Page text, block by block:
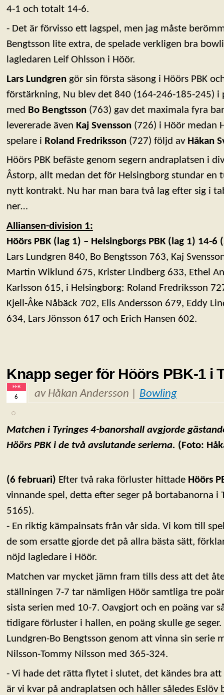
4-1 och totalt 14-6.
- Det är förvisso ett lagspel, men jag måste
Bengtsson lite extra, de spelade verkligen bra
lagledaren Leif Ohlsson i Höör.
Lars Lundgrengör sin första säsong i Höörs PBK
förstärkning, Nu blev det 840 (164-246-185-245)
med Bo Bengtsson (763) gav det maximala fyra
levererade även Kaj Svensson(726) i Höör medan
spelare i Roland Fredriksson (727) följd av Håkan
Höörs PBK befäste genom segern andraplatsen i
Åstorp, allt medan det för Helsingborg stundar en
nytt kontrakt. Nu har man bara två lag efter sig i
ner…
Alliansen-division 1:
Höörs PBK (lag 1) – Helsingborgs PBK (lag 1) 14-6
Lars Lundgren 840, Bo Bengtsson 763, Kaj
Martin Wiklund 675, Krister Lindberg 633, Ethel
Karlsson 615, i Helsingborg: Roland Fredriksson
Kjell-Åke Nåbäck 702, Elis Andersson 679, Eddy
634, Lars Jönsson 617 och Erich Hansen 602.
Knapp seger för Höörs PBK-1 i
FEB
6 av Håkan Andersson | Bowling
Matchen i Tyringes 4-banorshall avgjorde
Höörs PBK i de två avslutande serierna. (Foto:
(6 februari) Efter två raka förluster hittade Höörs
vinnande spel, detta efter seger på bortabanorna i
5165).
- En riktig kämpainsats från vår sida. Vi kom till
de som ersatte gjorde det på allra bästa sätt,
nöjd lagledare i Höör.
Matchen var mycket jämn fram tills dess att det
ställningen 7-7 tar nämligen Höör samtliga tre
sista serien med 10-7. Oavgjort och en poäng var
tidigare förluster i hallen, en poäng skulle ge
Lundgren-Bo Bengtsson genom att vinna sin serie
Nilsson-Tommy Nilsson med 365-324.
- Vi hade det rätta flytet i slutet, det kändes bra
är vi kvar på andraplatsen och håller således Eslöv